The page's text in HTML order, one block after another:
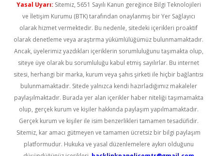
Yasal Uyarı: Sitemiz, 5651 Sayılı Kanun gereğince Bilgi Teknolojileri
ve İletişim Kurumu (BTK) tarafından onaylanmış bir Yer Sağlayıcı
olarak hizmet vermektedir. Bu nedenle, sitedeki içerikleri proaktif
olarak denetleme veya araştırma yükümlülüğümüz bulunmamaktadır.
Ancak, üyelerimiz yazdıkları içeriklerin sorumluluğunu taşımakta olup,
siteye üye olarak bu sorumluluğu kabul etmiş sayılırlar. Bu internet
sitesi, herhangi bir marka, kurum veya şahıs şirketi ile hiçbir bağlantısı
bulunmamaktadır. Sitede yalnızca kendi hazırladığımız makaleler
paylaşılmaktadır. Burada yer alan içerikler haber niteliği taşımamakta
olup, gerçek kurum ve kişiler hakkında paylaşım yapılmamaktadır.
Gerçek kurum ve kişiler ile isim benzerlikleri tamamen tesadüfidir.
Sitemiz, kar amacı gütmeyen ve tamamen ücretsiz bir bilgi paylaşım
platformudur. Hukuka ve yasal düzenlemelere aykırı olduğunu